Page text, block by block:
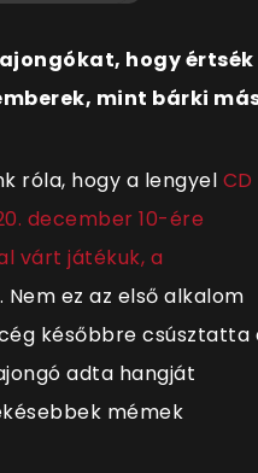
hogy értsék
mint bárki
róla, hogy a lengyel CD
december 10-ére
várt játékuk, a
. Nem ez az első alkalom
későbbre csúsztatta
adta hangját
mémek